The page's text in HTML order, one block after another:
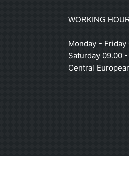
WORKING
Monday - Friday
Saturday 09.00
Central